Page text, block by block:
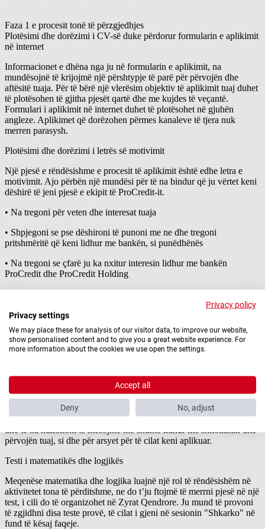
Faza 1 e procesit tonë të përzgjedhjes
Plotësimi dhe dorëzimi i CV-së duke përdorur formularin e aplikimit
në internet
Informacionet e dhëna nga ju në formularin e aplikimit, na
mundësojnë të krijojmë një përshtypje të parë për përvojën dhe
aftësitë tuaja. Për të bërë një vlerësim objektiv të aplikimit tuaj duhet
të plotësohen të gjitha pjesët qartë dhe me kujdes të veҫantë.
Formulari i aplikimit në internet duhet të plotësohet në gjuhën
angleze. Aplikimet që dorëzohen përmes kanaleve të tjera nuk
merren parasysh.
Plotësimi dhe dorëzimi i letrës së motivimit
Një pjesë e rëndësishme e procesit të aplikimit është edhe letra e
motivimit. Ajo përbën një mundësi për të na bindur që ju vërtet keni
dëshirë të jeni pjesë e ekipit të ProCredit-it.
• Na tregoni për veten dhe interesat tuaja
• Shpjegoni se pse dëshironi të punoni me ne dhe tregoni
pritshmëritë që keni lidhur me bankën, si punëdhënës
• Na tregoni se çfarë ju ka nxitur interesin lidhur me bankën
ProCredit dhe ProCredit Holding
mundësuar vlerësimin e saktë të aplikimit tuaj, është shumë e
rëndësishme që ju të mos: përdorni klishé, dërgoni letra motivimi te
gatshme, apo të merrni me “copy-paste” informacione nga faqja e
internetit të bankës ProCredit dhe ProCredit Holding.
Pasi t’i kemi shqyrtuar të gjitha aplikimet, një anëtar i ekipit tonë të
Burimeve Njerëzore do të kontaktojë me kandidatët më të
përshtatshëm për të bërë një bisedë telefonike rreth 20-minutëshe.
Përmes bisedës telefonike, do t’ju jepet mundësia të prezantoheni
dhe të na ndihmoni të mësojmë më shumë lidhur me shkollimin dhe
përvojën tuaj, si dhe për arsyet për të cilat keni aplikuar.
Testi i matematikës dhe logjikës
Meqenëse matematika dhe logjika luajnë një rol të rëndësishëm në
aktivitetet tona të përditshme, ne do t’ju ftojmë të merrni pjesë në një
test, i cili do të organizohet në Zyrat Qendrore. Ju mund të provoni
të zgjidhni disa teste provë, të cilat i gjeni në sesionin "Shkarko" në
fund të kësaj faqeje.
Privacy policy
Privacy settings
We may place these for analysis of our visitor data, to improve our website,
show personalised content and to give you a great website experience. For
more information about the cookies we use open the settings.
Accept all
Deny No, adjust